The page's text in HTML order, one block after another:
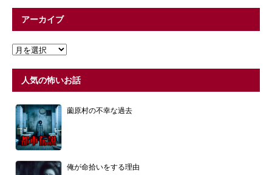
アーカイブ
人気の怖いお話
薗原村の不幸な過去
俺が命拾いをする理由